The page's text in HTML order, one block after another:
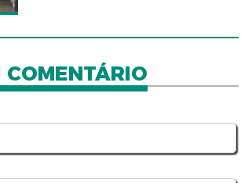
COMENTÁRIO